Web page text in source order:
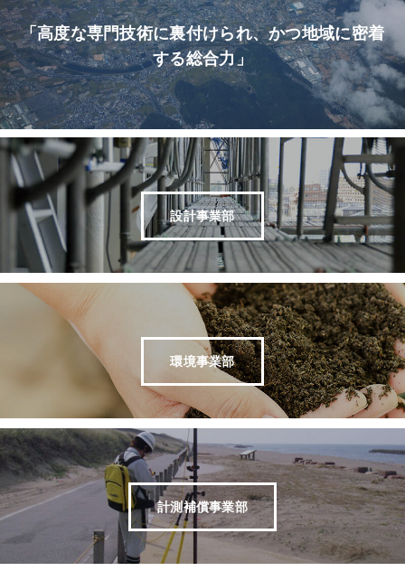
「高度な専門技術に裏付けられ、かつ地域に密着
する総合力」
設計事業部
環境事業部
計測補償事業部